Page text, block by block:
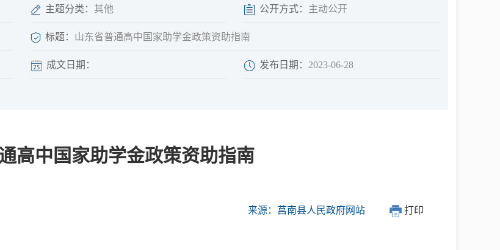
申请公开
莒南 政府开放日 网上调查
主题分类： 其他 公开方式： 主动公开
标题： 山东省普通高中国家助学金政策资助指南
成文日期： 发布日期： 2023-06-28
高中国家助学金政策资助指南
来源：莒南县人民政府网站 打印